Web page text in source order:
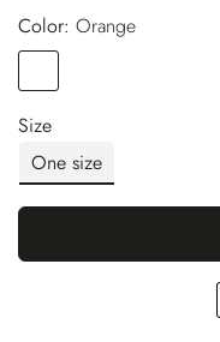
Color:
orange
Size
One size